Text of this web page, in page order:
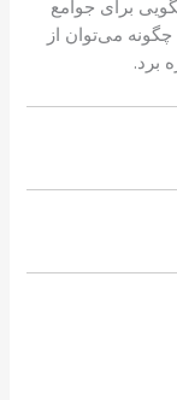
برای جوامع
می‌توان از
برد.